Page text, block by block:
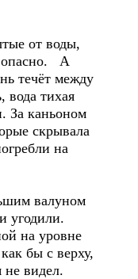
от воды,
опасно. А
течёт между
вода тихая
За каньоном
скрывала
на
валуном
угодили.
на уровне
бы с верху,
не видел.